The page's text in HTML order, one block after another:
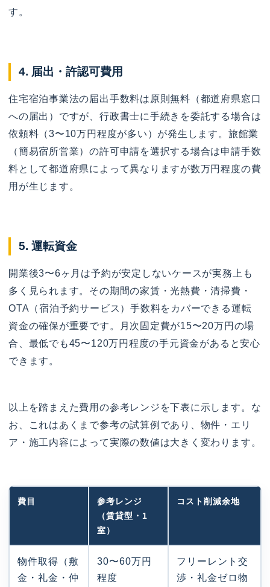
す。
4. 届出・許認可費用
住宅宿泊事業法の届出手数料は原則無料（都道府県窓口
への届出）ですが、行政書士に手続きを委託する場合は
依頼料（3〜10万円程度が多い）が発生します。旅館業
（簡易宿所営業）の許可申請を選択する場合は申請手数
料として都道府県によって異なりますが数万円程度の費
用が生じます。
5. 運転資金
開業後3〜6ヶ月は予約が安定しないケースが実務上も
多く見られます。その期間の家賃・光熱費・清掃費・
OTA（宿泊予約サービス）手数料をカバーできる運転
資金の確保が重要です。月次固定費が15〜20万円の場
合、最低でも45〜120万円程度の手元資金があると安心
できます。
以上を踏まえた費用の参考レンジを下表に示します。な
お、これはあくまで参考の試算例であり、物件・エリ
ア・施工内容によって実際の数値は大きく変わります。
費目
参考レンジ
（賃貸型・1
室）
コスト削減余地
物件取得（敷
金・礼金・仲
30〜60万円
程度
フリーレント交
渉・礼金ゼロ物